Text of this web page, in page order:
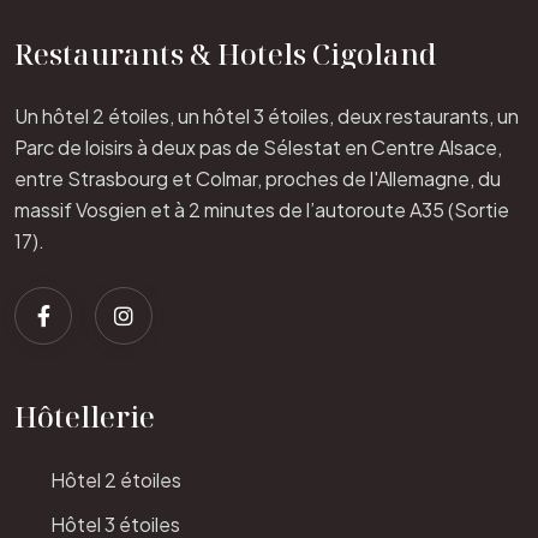
Restaurants & Hotels Cigoland
Un hôtel 2 étoiles, un hôtel 3 étoiles, deux restaurants, un
Parc de loisirs à deux pas de Sélestat en Centre Alsace,
entre Strasbourg et Colmar, proches de l'Allemagne, du
massif Vosgien et à 2 minutes de l’autoroute A35 (Sortie
17).
Hôtellerie
Hôtel 2 étoiles
Hôtel 3 étoiles